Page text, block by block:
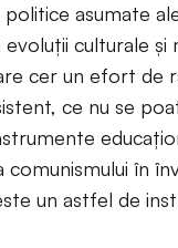
asumate
culturale și
cer un efort de
ce nu se
comunismului în
un astfel de